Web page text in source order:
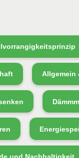
Allgemein